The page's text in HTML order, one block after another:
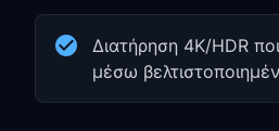
Διατήρηση 4K/HDR
μέσω